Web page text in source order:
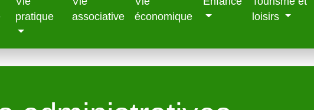
pratique
associative
économique
loisirs